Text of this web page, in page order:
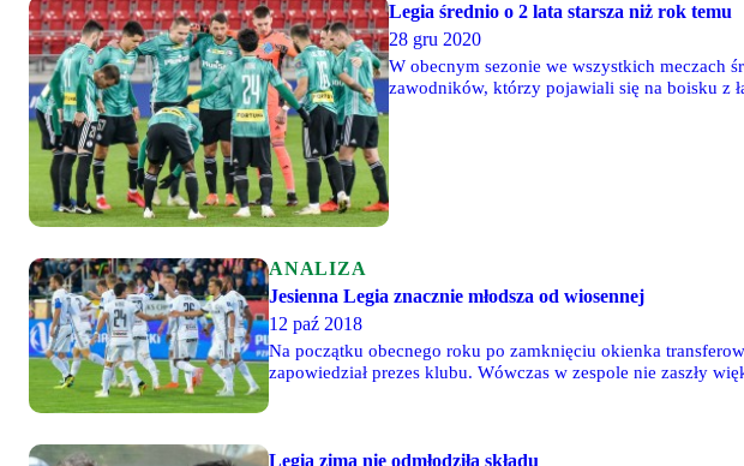
Legia średnio o 2 lata starsza niż rok temu
28 gru 2020
W obecnym sezonie we wszystkich meczach
zawodników, którzy pojawiali się na boisku z
ANALIZA
Jesienna Legia znacznie młodsza od wiosennej
12 paź 2018
Na początku obecnego roku po zamknięciu okienka
zapowiedział prezes klubu. Wówczas w zespole nie zaszły
Legia zimą nie odmłodziła składu